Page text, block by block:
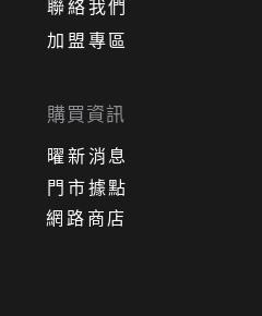
網路商店
門市據點
曜新消息
購買資訊
聯絡我們
加盟專區